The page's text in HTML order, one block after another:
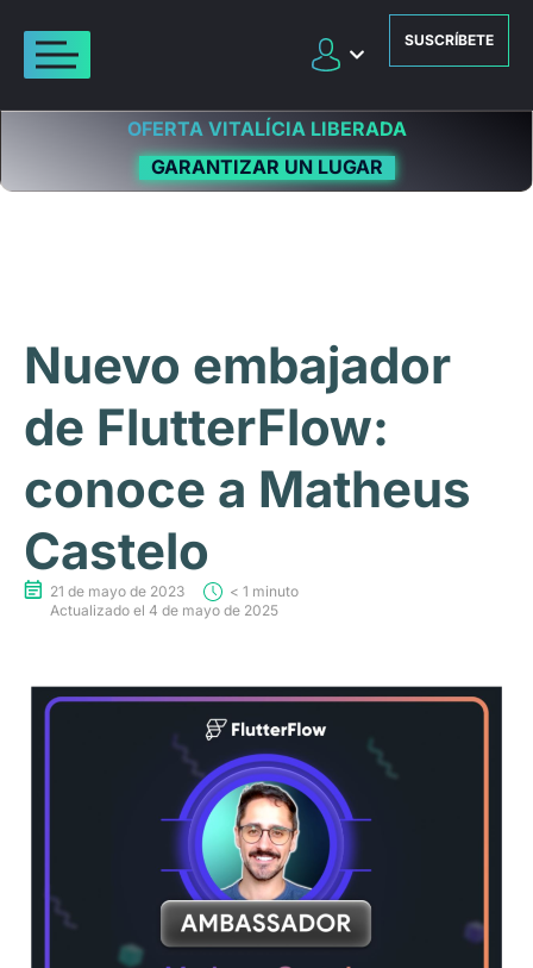
SUSCRÍBETE
OFERTA VITALÍCIA LIBERADA
GARANTIZAR UN LUGAR
Nuevo embajador
de FlutterFlow:
conoce a Matheus
Castelo
21 de mayo de 2023
< 1 minuto
Actualizado el 4 de mayo de 2025